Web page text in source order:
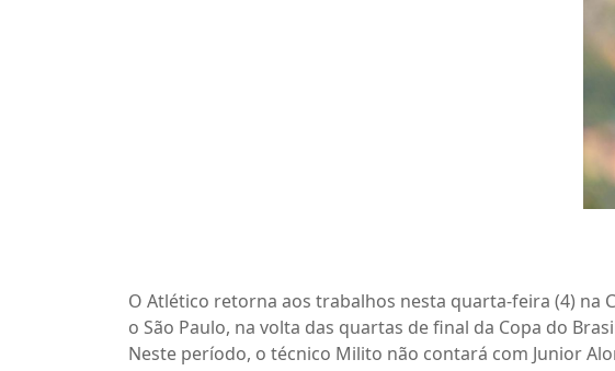
O Atlético retorna aos trabalhos nesta quarta-feira (4) na
o São Paulo, na volta das quartas de final da Copa do
Neste período, o técnico Milito não contará com Junior